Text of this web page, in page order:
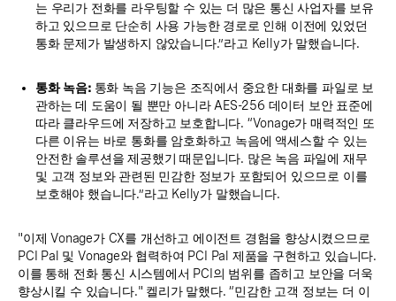
는 우리가 전화를 라우팅할 수 있는 더 많은 통신 사업자를 보유
하고 있으므로 단순히 사용 가능한 경로로 인해 이전에 있었던
통화 문제가 발생하지 않았습니다.”라고 Kelly가 말했습니다.
통화 녹음:통화 녹음 기능은 조직에서 중요한 대화를 파일로 보
관하는 데 도움이 될 뿐만 아니라 AES-256 데이터 보안 표준에
따라 클라우드에 저장하고 보호합니다. “Vonage가 매력적인 또
다른 이유는 바로 통화를 암호화하고 녹음에 액세스할 수 있는
안전한 솔루션을 제공했기 때문입니다. 많은 녹음 파일에 재무
및 고객 정보와 관련된 민감한 정보가 포함되어 있으므로 이를
보호해야 했습니다.”라고 Kelly가 말했습니다.
"이제 Vonage가 CX를 개선하고 에이전트 경험을 향상시켰으므로
PCI Pal 및 Vonage와 협력하여 PCI Pal 제품을 구현하고 있습니다.
이를 통해 전화 통신 시스템에서 PCI의 범위를 좁히고 보안을 더욱
향상시킬 수 있습니다." 켈리가 말했다. “민감한 고객 정보는 더 이